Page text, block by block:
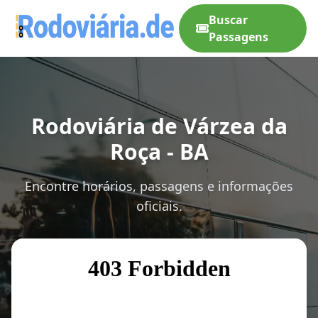
Buscar
Passagens
Rodoviária de Várzea da
Roça - BA
Encontre horários, passagens e informações
oficiais.